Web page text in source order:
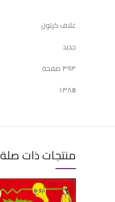
غلاف كرتون
جديد
٣٩٣ صفحة
#١٣٨
منتجات ذات صلة